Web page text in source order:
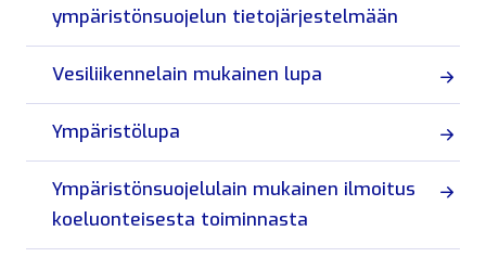
ympäristönsuojelun tietojärjestelmään
Vesiliikennelain mukainen lupa
Ympäristölupa
Ympäristönsuojelulain mukainen ilmoitus
koeluonteisesta toiminnasta